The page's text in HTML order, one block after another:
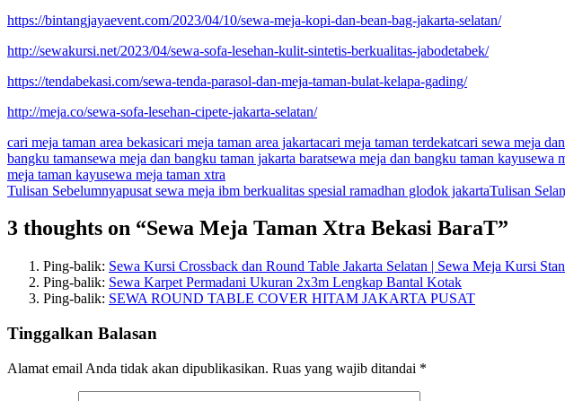
https://bintangjayaevent.com/2023/04/10/sewa-meja-kopi-dan-bean-bag-jakarta-selatan/
http://sewakursi.net/2023/04/sewa-sofa-lesehan-kulit-sintetis-berkualitas-jabodetabek/
https://tendabekasi.com/sewa-tenda-parasol-dan-meja-taman-bulat-kelapa-gading/
http://meja.co/sewa-sofa-lesehan-cipete-jakarta-selatan/
cari meja taman area bekasicari meja taman area jakartacari meja taman terdekatcari sewa meja
bangku tamansewa meja dan bangku taman jakarta baratsewa meja dan bangku taman kayusewa
meja taman kayusewa meja taman xtra
Navigasi
Tulisan
Tulisan Sebelumnyapusat sewa meja ibm berkualitas spesial ramadhan glodok jakartaTulisan
3 thoughts on “Sewa Meja Taman Xtra Bekasi BaraT”
Ping-balik: Sewa Kursi Crossback dan Round Table Jakarta Selatan | Sewa Meja Kursi
Ping-balik: Sewa Karpet Permadani Ukuran 2x3m Lengkap Bantal Kotak
Ping-balik: SEWA ROUND TABLE COVER HITAM JAKARTA PUSAT
Tinggalkan Balasan
Alamat email Anda tidak akan dipublikasikan. Ruas yang wajib ditandai *